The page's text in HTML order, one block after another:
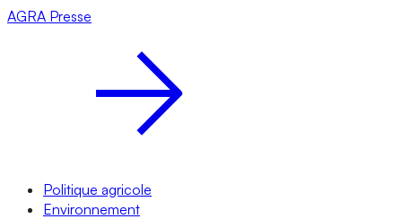
AGRA Presse
Politique agricole
Environnement